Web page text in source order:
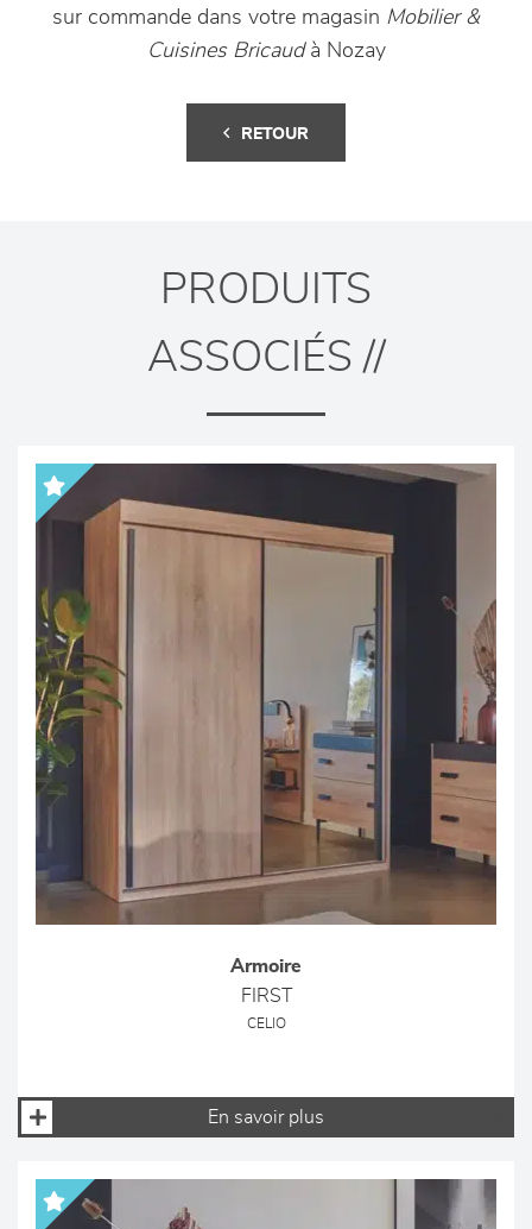
sur commande dans votre magasin Mobilier &
Cuisines Bricaudà Nozay
RETOUR
PRODUITS
ASSOCIÉS //
Armoire
FIRST
CELIO
En savoir plus